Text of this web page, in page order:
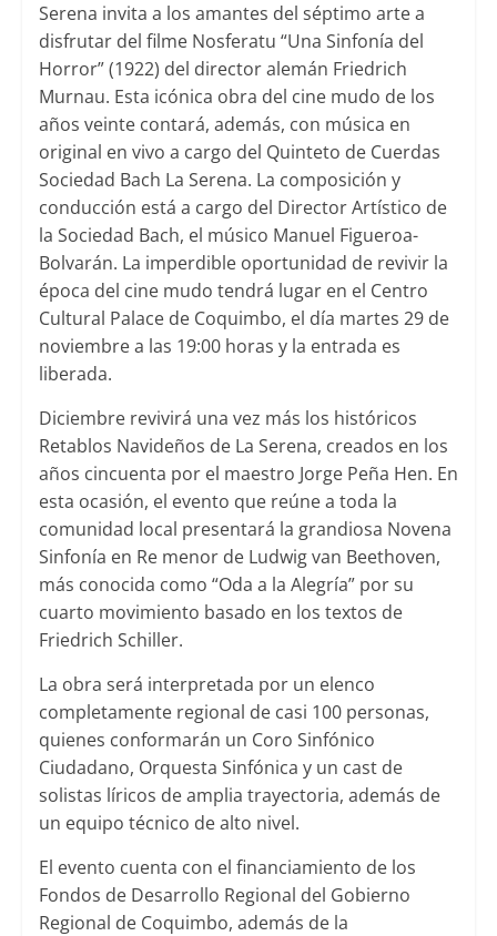
Serena invita a los amantes del séptimo arte a
disfrutar del filme Nosferatu “Una Sinfonía del
Horror” (1922) del director alemán Friedrich
Murnau. Esta icónica obra del cine mudo de los
años veinte contará, además, con música en
original en vivo a cargo del Quinteto de Cuerdas
Sociedad Bach La Serena. La composición y
conducción está a cargo del Director Artístico de
la Sociedad Bach, el músico Manuel Figueroa-
Bolvarán. La imperdible oportunidad de revivir la
época del cine mudo tendrá lugar en el Centro
Cultural Palace de Coquimbo, el día martes 29 de
noviembre a las 19:00 horas y la entrada es
liberada.
Diciembre revivirá una vez más los históricos
Retablos Navideños de La Serena, creados en los
años cincuenta por el maestro Jorge Peña Hen. En
esta ocasión, el evento que reúne a toda la
comunidad local presentará la grandiosa Novena
Sinfonía en Re menor de Ludwig van Beethoven,
más conocida como “Oda a la Alegría” por su
cuarto movimiento basado en los textos de
Friedrich Schiller.
La obra será interpretada por un elenco
completamente regional de casi 100 personas,
quienes conformarán un Coro Sinfónico
Ciudadano, Orquesta Sinfónica y un cast de
solistas líricos de amplia trayectoria, además de
un equipo técnico de alto nivel.
El evento cuenta con el financiamiento de los
Fondos de Desarrollo Regional del Gobierno
Regional de Coquimbo, además de la